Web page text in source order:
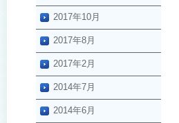
2017年10月
2017年8月
2017年2月
2014年7月
2014年6月